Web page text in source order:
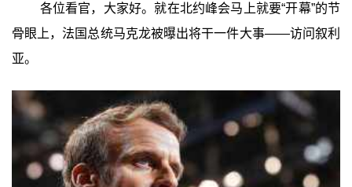
各位看官，大家好。就在北约峰会马上就要“开幕”的节
骨眼上，法国总统马克龙被曝出将干一件大事——访问叙利
亚。